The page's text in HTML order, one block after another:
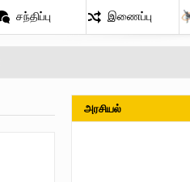
சந்திப்பு இணைப்பு
அரசியல்